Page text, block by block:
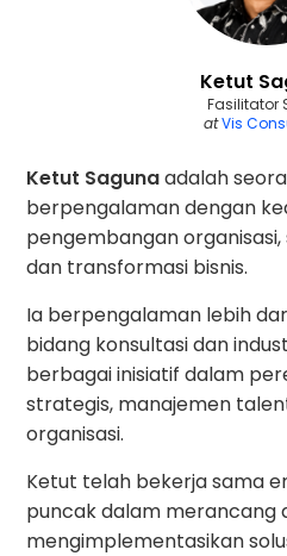
Ketut
Fasilitator
at Vis
Ketut Sagunaadalah
berpengalaman dengan
pengembangan
dan transformasi bisnis.
Ia berpengalaman lebih
bidang konsultasi dan
berbagai inisiatif dalam
strategis, manajemen
organisasi.
Ketut telah bekerja sama
puncak dalam merancang
mengimplementasikan